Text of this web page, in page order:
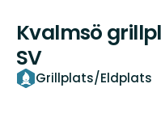
Kvalmsö
SV
Grillplats/Eldplats